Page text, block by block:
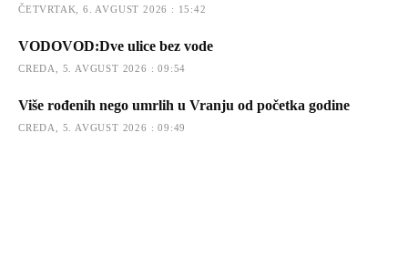
ČETVRTAK, 6. AVGUST 2026 : 15:42
VODOVOD:Dve ulice bez vode
CREDA, 5. AVGUST 2026 : 09:54
Više rođenih nego umrlih u Vranju od početka godine
CREDA, 5. AVGUST 2026 : 09:49